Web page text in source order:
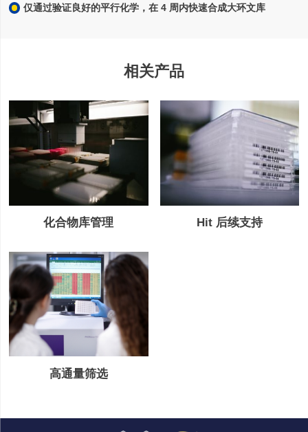
仅通过验证良好的平行化学，在 4 周内快速合成大环文库
相关产品
化合物库管理 Hit 后续支持
高通量筛选